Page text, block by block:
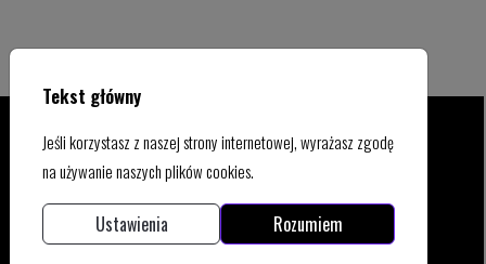
Kontakt
WSPÓŁPRACA I REKLAMA:
Tekst główny
Jeśli korzystasz z naszej strony internetowej, wyrażasz zgodę
na używanie naszych plików cookies.
Ustawienia Rozumiem